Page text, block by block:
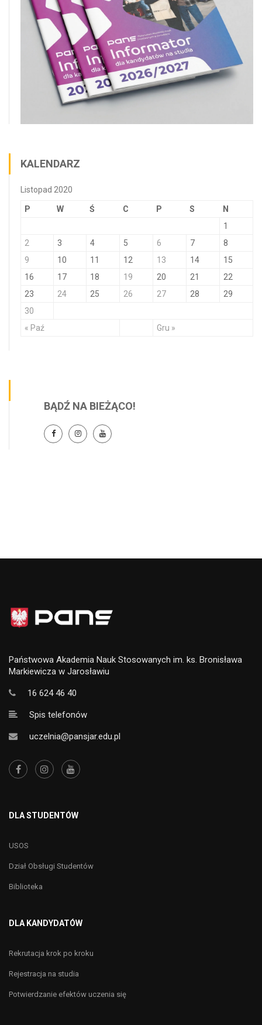
KALENDARZ
Listopad 2020
P W Ś C P S N
« Paź Gru »
1
2
3 4 5 6 7
8
9
10 11 12 13 14
15
16
17 18 19 20 21
22
23
24 25 26 27 28
29
30
BĄDŹ NA BIEŻĄCO!
Państwowa Akademia Nauk Stosowanych im. ks. Bronisława
Markiewicza w Jarosławiu
16 624 46 40
Spis telefonów
uczelnia@pansjar.edu.pl
DLA STUDENTÓW
USOS
Dział Obsługi Studentów
Biblioteka
DLA KANDYDATÓW
Rekrutacja krok po kroku
Rejestracja na studia
Potwierdzanie efektów uczenia się